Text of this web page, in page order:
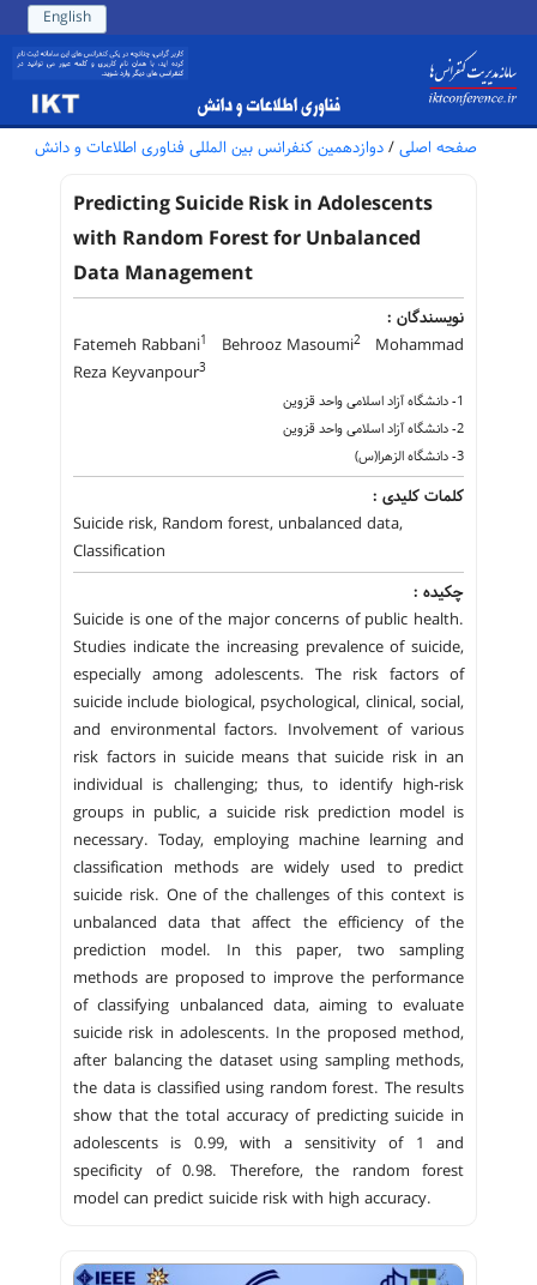
English
صفحه اصلی / دوازدهمین کنفرانس بین المللی فناوری اطلاعات و دانش
Predicting Suicide Risk in Adolescents
with Random Forest for Unbalanced
Data Management
نویسندگان :
Fatemeh Rabbani1 Behrooz Masoumi2
Mohammad
Reza Keyvanpour3
1- دانشگاه آزاد اسلامی واحد قزوین
2- دانشگاه آزاد اسلامی واحد قزوین
3- دانشگاه الزهرا(س)
کلمات کلیدی :
Suicide risk, Random forest, unbalanced data,
Classification
چکیده :
Suicide is one of the major concerns of public health.
Studies indicate the increasing prevalence of suicide,
especially among adolescents. The risk factors of
suicide include biological, psychological, clinical, social,
and environmental factors. Involvement of various
risk factors in suicide means that suicide risk in an
individual is challenging; thus, to identify high-risk
groups in public, a suicide risk prediction model is
necessary. Today, employing machine learning and
classification methods are widely used to predict
suicide risk. One of the challenges of this context is
unbalanced data that affect the efficiency of the
prediction model. In this paper, two sampling
methods are proposed to improve the performance
of classifying unbalanced data, aiming to evaluate
suicide risk in adolescents. In the proposed method,
after balancing the dataset using sampling methods,
the data is classified using random forest. The results
show that the total accuracy of predicting suicide in
adolescents is 0.99, with a sensitivity of 1 and
specificity of 0.98. Therefore, the random forest
model can predict suicide risk with high accuracy.